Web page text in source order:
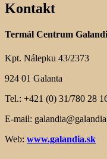
Kontakt
Termál Centrum
Kpt. Nálepku 43/2373
924 01 Galanta
Tel.: +421 (0) 31/780 28
E-mail:
Web: www.galandia.sk